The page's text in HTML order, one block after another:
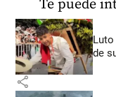
Te puede
de
share